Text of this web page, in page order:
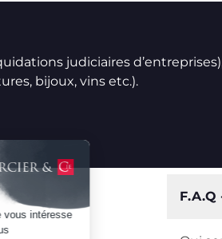
judiciaires
bijoux, vins etc.).
F.A.Q